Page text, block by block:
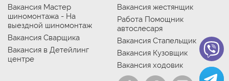
Вакансия Мастер
шиномонтажа - На
выездной шиномонтаж
Вакансия Сварщика
Вакансия в Детейлинг
центре
Вакансия жестянщик
Работа Помощник
автослесаря
Вакансия Стапельщик
Вакансия Кузовщик
Вакансия ходовик